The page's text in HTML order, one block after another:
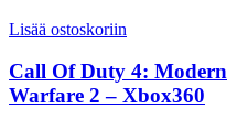
Lisää ostoskoriin
Call Of Duty 4: Modern
Warfare 2 – Xbox360